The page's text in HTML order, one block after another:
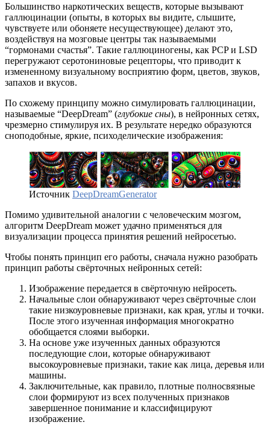
Большинство наркотических веществ, которые вызывают
галлюцинации (опыты, в которых вы видите, слышите,
чувствуете или обоняете несуществующее) делают это,
воздействуя на мозговые центры так называемыми
“гормонами счастья”. Такие галлюциногены, как PCP и LSD
перегружают серотониновые рецепторы, что приводит к
измененному визуальному восприятию форм, цветов, звуков,
запахов и вкусов.
По схожему принципу можно симулировать галлюцинации,
называемые “DeepDream” (глубокие сны), в нейронных сетях,
чрезмерно стимулируя их. В результате нередко образуются
сноподобные, яркие, психоделические изображения:
Источник DeepDreamGenerator
Помимо удивительной аналогии с человеческим мозгом,
алгоритм DeepDream может удачно применяться для
визуализации процесса принятия решений нейросетью.
Чтобы понять принцип его работы, сначала нужно разобрать
принцип работы свёрточных нейронных сетей:
Изображение передается в свёрточную нейросеть.
Начальные слои обнаруживают через свёрточные слои
такие низкоуровневые признаки, как края, углы и точки.
После этого изученная информация многократно
обобщается слоями выборки.
На основе уже изученных данных образуются
последующие слои, которые обнаруживают
высокоуровневые признаки, такие как лица, деревья или
машины.
Заключительные, как правило, плотные полносвязные
слои формируют из всех полученных признаков
завершенное понимание и классифицируют
изображение.